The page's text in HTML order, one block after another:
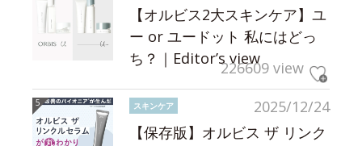
【オルビス2大スキンケア】ユ
ー or ユードット 私にはどっ
ち？｜Editor’s view226609 view
2025/12/24
スキンケア
【保存版】オルビス ザ リンク